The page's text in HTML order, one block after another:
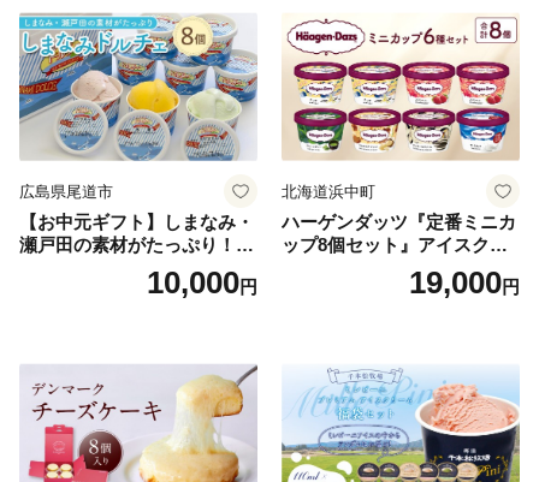
広島県尾道市
【お中元ギフト】しまなみ・
瀬戸田の素材がたっぷり！ジ
10,000円
北海道浜中町
ハーゲンダッツ『定番ミニカ
ップ8個セット』アイスクリ
ーム アイス スイーツ デザー
19,000円